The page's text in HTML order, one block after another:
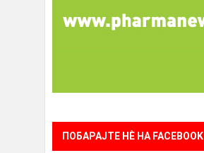
ПОБАРАЈТЕ НÈ НА FACEBOOK